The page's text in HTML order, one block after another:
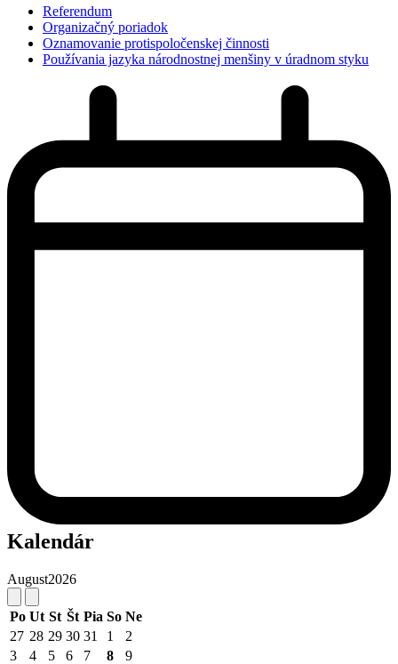
Referendum
Organizačný poriadok
Oznamovanie protispoločenskej činnosti
Používania jazyka národnostnej menšiny v úradnom styku
Kalendár
August2026
Po Ut St Št Pia So Ne
27 28 29 30 31 1
2
3
4 5 6 7 8
9